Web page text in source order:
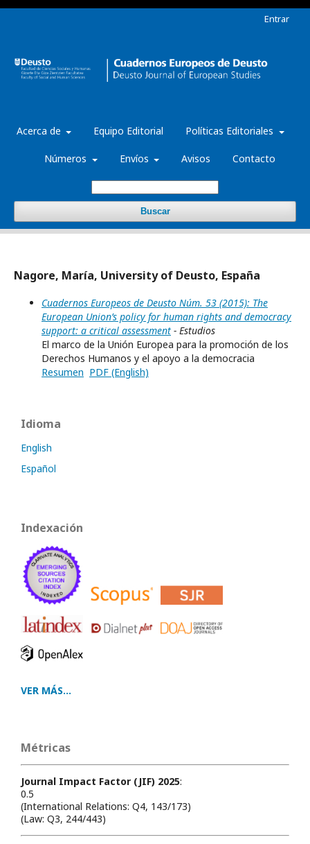
Acerca de Equipo Editorial Políticas Editoriales
Números Envíos Avisos Contacto
Buscar
Entrar
Nagore, María, University of Deusto, España
Cuadernos Europeos de Deusto Núm. 53 (2015): The
European Union’s policy for human rights and democracy
support: a critical assessment - Estudios
El marco de la Unión Europea para la promoción de los
Derechos Humanos y el apoyo a la democracia
Resumen PDF (English)
Idioma
English
Español
Indexación
VER MÁS...
Métricas
Journal Impact Factor (JIF) 2025:
0.5
(International Relations: Q4, 143/173)
(Law: Q3, 244/443)